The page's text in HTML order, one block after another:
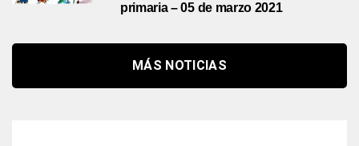
primaria – 05 de marzo 2021
MÁS NOTICIAS